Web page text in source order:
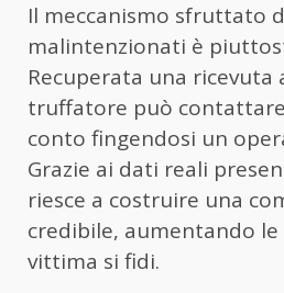
Il meccanismo sfruttato
malintenzionati è
Recuperata una ricevuta
truffatore può contattare
conto fingendosi un
Grazie ai dati reali
riesce a costruire una
credibile, aumentando
vittima si fidi.